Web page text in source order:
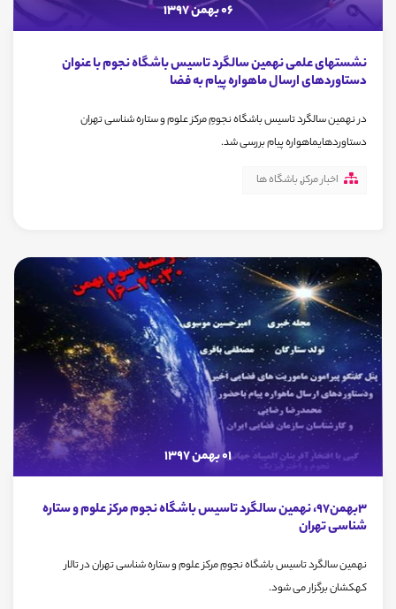
06 بهمن 1397
نشستهای علمی نهمین سالگرد تاسیس باشگاه نجوم با عنوان
دستاوردهای ارسال ماهواره پیام به فضا
در نهمین سالگرد تاسیس باشگاه نجومِ مرکز علوم و ستاره شناسی تهران
دستاوردهایماهواره پیام بررسی شد.
اخبار مرکز,باشگاه ها
01 بهمن 1397
3بهمن97، نهمین سالگرد تاسیس باشگاه نجوم مرکز علوم و ستاره
شناسی تهران
نهمین سالگرد تاسیس باشگاه نجومِ مرکز علوم و ستاره شناسی تهران در تالار
کهکشان برگزار می شود.